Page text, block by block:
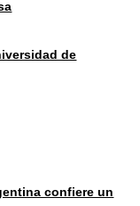
de
confiere un